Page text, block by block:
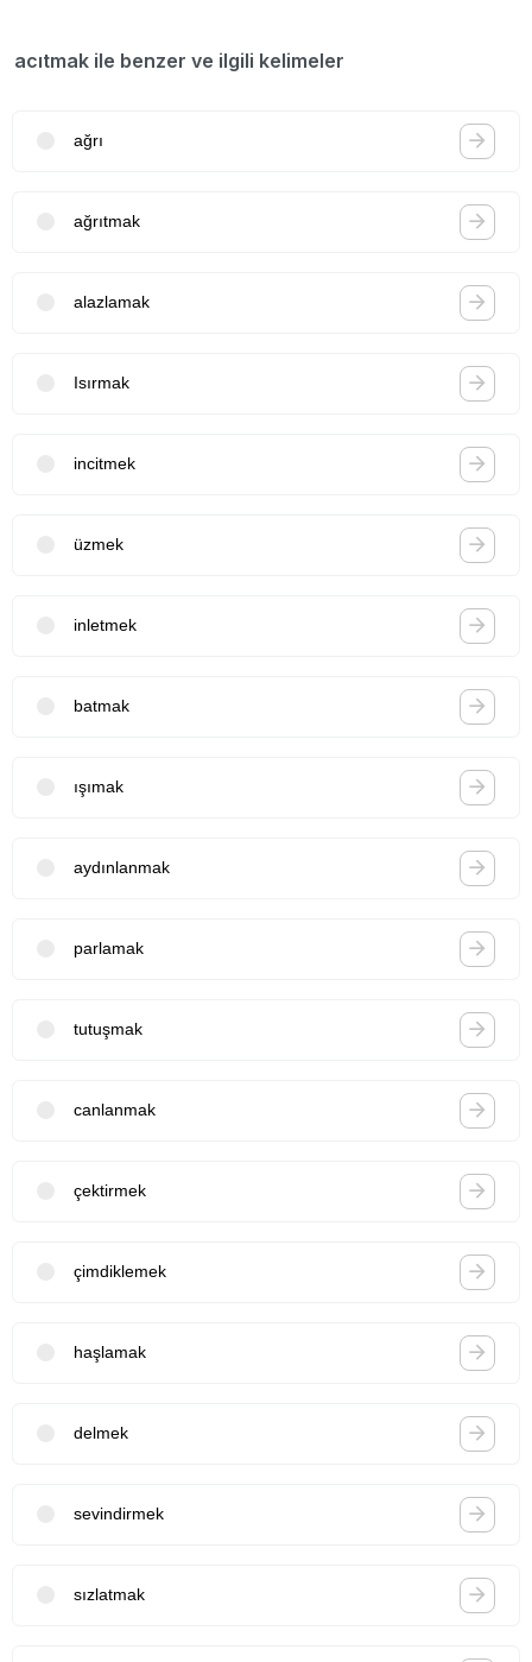
acıtmak ile benzer ve ilgili kelimeler
ağrı
ağrıtmak
alazlamak
Isırmak
incitmek
üzmek
inletmek
batmak
ışımak
aydınlanmak
parlamak
tutuşmak
canlanmak
çektirmek
çimdiklemek
haşlamak
delmek
sevindirmek
sızlatmak